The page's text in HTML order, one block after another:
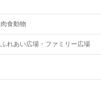
肉食動物
ふれあい広場・ファミリー広場